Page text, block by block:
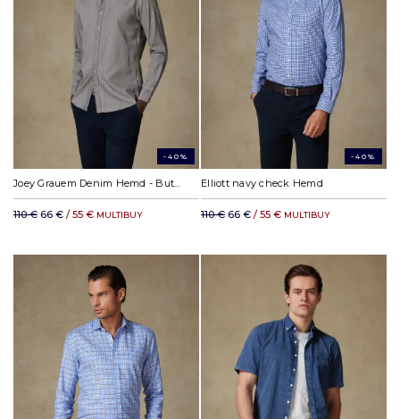
-40%
Joey Grauem Denim Hemd - Button down Kragen
110 € 66 € / 55 € MULTIBUY
-40%
Elliott navy check Hemd
110 € 66 € / 55 € MULTIBUY